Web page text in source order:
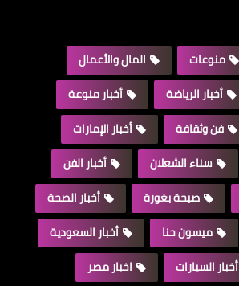
منوعات
المال والأعمال
أخبار الرياضة
أخبار منوعة
فن وثقافة
أخبار الإمارات
سناء الشعلان
أخبار الفن
صبحة بغورة
أخبار الصحة
ميسون حنا
أخبار السعودية
أخبار السيارات
اخبار مصر